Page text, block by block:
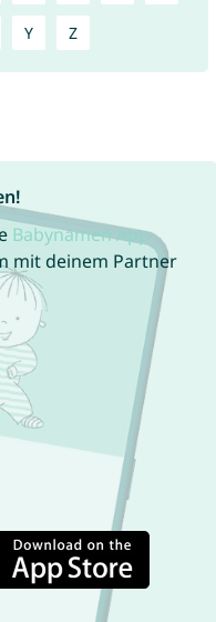
Y Z
Babynamen App
mit deinem Partner